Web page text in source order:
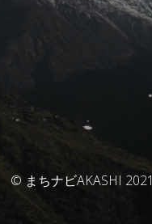
© まちナビAKASHI 2021